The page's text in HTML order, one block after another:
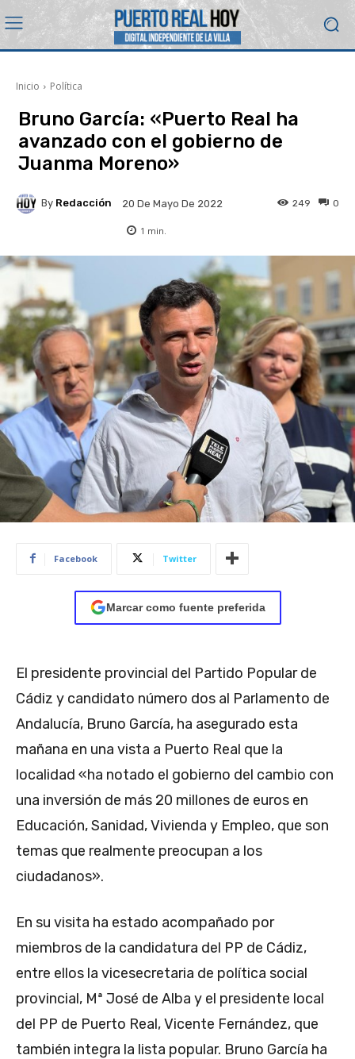
Inicio Política
Bruno García: «Puerto Real ha
avanzado con el gobierno de
Juanma Moreno»
By Redacción 20 De Mayo De 2022 0
249
1 min.
Facebook Twitter
Marcar como fuente preferida
El presidente provincial del Partido Popular de
Cádiz y candidato número dos al Parlamento de
Andalucía, Bruno García, ha asegurado esta
mañana en una vista a Puerto Real que la
localidad «ha notado el gobierno del cambio con
una inversión de más 20 millones de euros en
Educación, Sanidad, Vivienda y Empleo, que son
temas que realmente preocupan a los
ciudadanos».
En su visita ha estado acompañado por
miembros de la candidatura del PP de Cádiz,
entre ellos la vicesecretaria de política social
provincial, Mª José de Alba y el presidente local
del PP de Puerto Real, Vicente Fernández, que
también integra la lista popular. Bruno García ha